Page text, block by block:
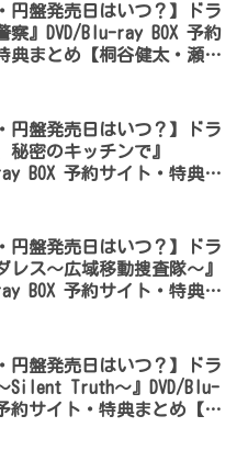
円盤発売日はいつ？】ドラ
察』DVD/Blu-ray BOX 予約
典まとめ【桐谷健太・瀬戸
円盤発売日はいつ？】ドラ
秘密のキッチンで』
BOX 予約サイト・特典ま
円盤発売日はいつ？】ドラ
レス～広域移動捜査隊～』
BOX 予約サイト・特典ま
円盤発売日はいつ？】ドラ
Silent Truth～』DVD/Blu-
約サイト・特典まとめ【竹